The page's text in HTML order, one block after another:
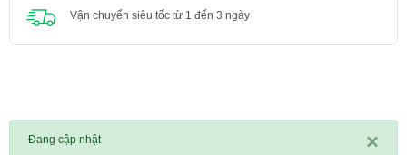
Vận chuyển siêu tốc từ 1 đến 3 ngày
×
Đang cập nhật